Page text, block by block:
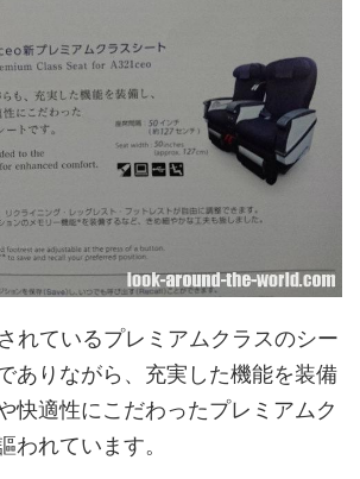
れているプレミアムクラスのシー
ありながら、充実した機能を装備
快適性にこだわったプレミアムク
われています。